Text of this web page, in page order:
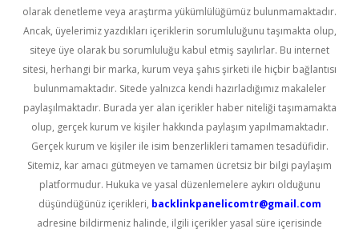
olarak denetleme veya araştırma yükümlülüğümüz bulunmamaktadır.
Ancak, üyelerimiz yazdıkları içeriklerin sorumluluğunu taşımakta olup,
siteye üye olarak bu sorumluluğu kabul etmiş sayılırlar. Bu internet
sitesi, herhangi bir marka, kurum veya şahıs şirketi ile hiçbir bağlantısı
bulunmamaktadır. Sitede yalnızca kendi hazırladığımız makaleler
paylaşılmaktadır. Burada yer alan içerikler haber niteliği taşımamakta
olup, gerçek kurum ve kişiler hakkında paylaşım yapılmamaktadır.
Gerçek kurum ve kişiler ile isim benzerlikleri tamamen tesadüfidir.
Sitemiz, kar amacı gütmeyen ve tamamen ücretsiz bir bilgi paylaşım
platformudur. Hukuka ve yasal düzenlemelere aykırı olduğunu
düşündüğünüz içerikleri, backlinkpanelicomtr@gmail.com
adresine bildirmeniz halinde, ilgili içerikler yasal süre içerisinde